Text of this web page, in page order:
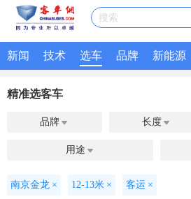
搜索
新闻 技术 选车 品牌 新能源
精准选客车
品牌  长度 
用途 
南京金龙 × 12-13米 × 客运 ×